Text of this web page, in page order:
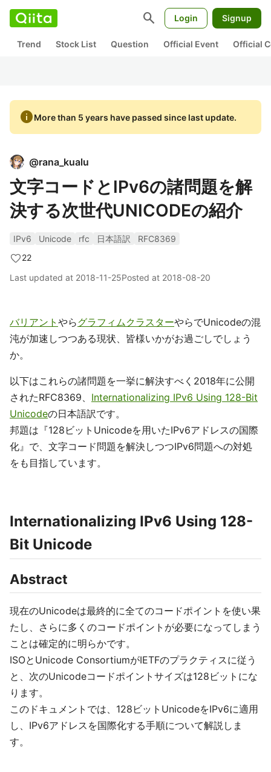
search Login Signup
Trend Stock List Question Official Event Official
infoMore than 5 years have passed since last update.
@rana_kualu
文字コードとIPv6の諸問題を解
決する次世代UNICODEの紹介
IPv6 Unicode rfc 日本語訳
RFC8369
22
Last updated at 2018-11-25Posted at 2018-08-20
バリアント やらグラフィムクラスターやらでUnicodeの混
沌が加速しつつある現状、皆様いかがお過ごしでしょう
か。
以下はこれらの諸問題を一挙に解決すべく2018年に公開
されたRFC8369、 Internationalizing IPv6 Using 128-Bit
Unicodeの日本語訳です。
邦題は『128ビットUnicodeを用いたIPv6アドレスの国際
化』で、文字コード問題を解決しつつIPv6問題への対処
をも目指しています。
Internationalizing IPv6 Using 128-
Bit Unicode
Abstract
現在のUnicodeは最終的に全てのコードポイントを使い果
たし、さらに多くのコードポイントが必要になってしまう
ことは確定的に明らかです。
ISOとUnicode ConsortiumがIETFのプラクティスに従う
と、次のUnicodeコードポイントサイズは128ビットにな
ります。
このドキュメントでは、128ビットUnicodeをIPv6に適用
し、IPv6アドレスを国際化する手順について解説しま
す。